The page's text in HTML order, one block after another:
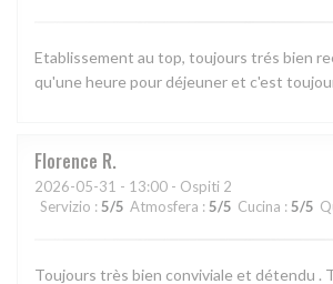
Etablissement au top, toujours trés bien
qu'une heure pour déjeuner et c'est
Florence R
2026-05-31 - 13:00 - Ospiti 2
Servizio : 5/5 Atmosfera : 5/5 Cucina : 5/5
Toujours très bien conviviale et détendu .